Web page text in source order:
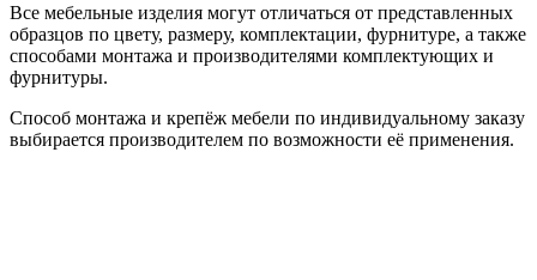
Все мебельные изделия могут отличаться от представленных
образцов по цвету, размеру, комплектации, фурнитуре, а также
способами монтажа и производителями комплектующих и
фурнитуры.
Способ монтажа и крепёж мебели по индивидуальному заказу
выбирается производителем по возможности её применения.